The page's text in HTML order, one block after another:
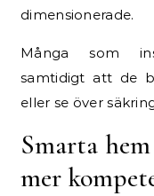
dimensionerade.
Många som
samtidigt att de
eller se över
Smarta
mer